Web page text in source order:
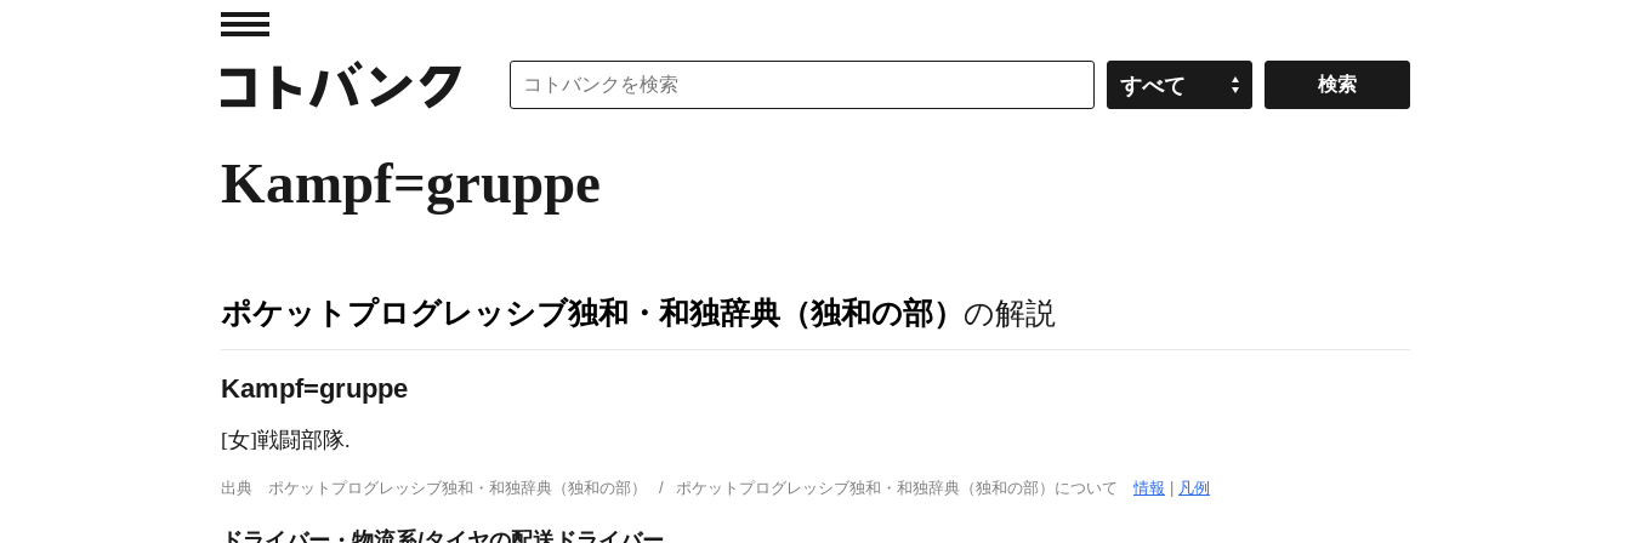
すべて
Kampf=gruppe
ポケットプログレッシブ独和・和独辞典（独和の部） の解説
Kampf=gruppe
[女]戦闘部隊.
出典 ポケットプログレッシブ独和・和独辞典（独和の部） ポケットプログレッシブ独和・和独辞典（独和の部）について情報 凡例